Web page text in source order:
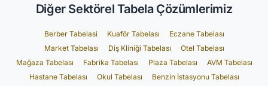
Diğer Sektörel Tabela Çözümlerimiz
Berber Tabelasi Kuaför Tabelası
Eczane Tabelası
Market Tabelası
Diş Kliniği Tabelası
Otel Tabelası
Mağaza Tabelası
Fabrika Tabelası Plaza Tabelası
AVM Tabelası
Hastane Tabelası
Okul Tabelası
Benzin İstasyonu Tabelası